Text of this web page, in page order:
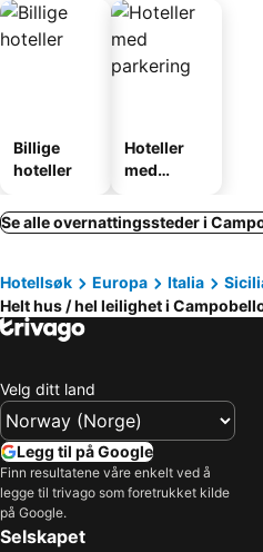
Billige
hoteller
Hoteller
med
Se alle overnattingssteder i
Hotellsøk Europa Italia
Helt hus / hel leilighet i
Velg ditt land
Legg til på Google
Finn resultatene våre enkelt ved å
legge til trivago som foretrukket kilde
på Google.
Selskapet